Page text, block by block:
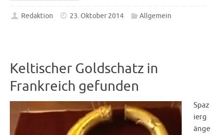
Redaktion 23. Oktober 2014 Allgemein
Keltischer Goldschatz in
Frankreich gefunden
Spaz
ierg
änge